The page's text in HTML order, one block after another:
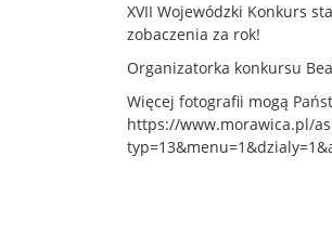
XVII Wojewódzki Konkurs
zobaczenia za rok!
Organizatorka konkursu
Więcej fotografii mogą
https://www.morawica.pl/